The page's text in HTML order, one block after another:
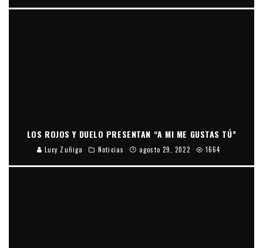
LOS ROJOS Y DUELO PRESENTAN “A MI ME GUSTAS TÚ”
Lucy Zuñiga Noticias agosto 29, 2022 1664